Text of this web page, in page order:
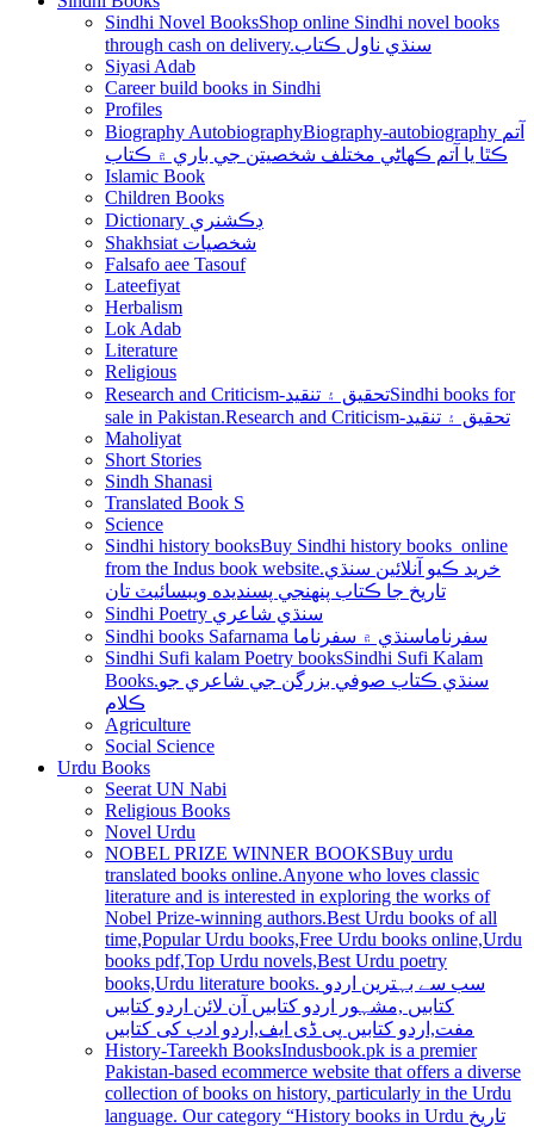
Sindhi Novel BooksShop online Sindhi novel books
through cash on delivery.سنڌي ناول ڪتاب
Siyasi Adab
Career build books in Sindhi
Profiles
Biography AutobiographyBiography-autobiography آتم
ڪٿا يا آتم ڪھاڻي مختلف شخصيتن جي باري ۾ ڪتاب
Islamic Book
Children Books
Dictionary ڊڪشنري
Shakhsiat شخصيات
Falsafo aee Tasouf
Lateefiyat
Herbalism
Lok Adab
Literature
Religious
Research and Criticism-تحقيق ۽ تنقيدSindhi books for
sale in Pakistan.Research and Criticism-تحقيق ۽ تنقيد
Maholiyat
Short Stories
Sindh Shanasi
Translated Book S
Science
Sindhi history booksBuy Sindhi history books online
from the Indus book website.خريد ڪيو آنلائين سنڌي
تاريخ جا ڪتاب پنھنجي پسنديده ويبسائيٽ تان
Sindhi Poetry سنڌي شاعري
Sindhi books Safarnama سفرناماسنڌي ۾ سفرناما
Sindhi Sufi kalam Poetry booksSindhi Sufi Kalam
Books.سنڌي ڪتاب صوفي بزرگن جي شاعري جو
ڪلام
Agriculture
Social Science
Urdu Books
Seerat UN Nabi
Religious Books
Novel Urdu
NOBEL PRIZE WINNER BOOKSBuy urdu
translated books online.Anyone who loves classic
literature and is interested in exploring the works of
Nobel Prize-winning authors.Best Urdu books of all
time,Popular Urdu books,Free Urdu books online,Urdu
books pdf,Top Urdu novels,Best Urdu poetry
books,Urdu literature books. سب سے بہترین اردو
کتابیں ,مشہور اردو کتابیں آن لائن اردو کتابیں
مفت,اردو کتابیں پی ڈی ایف,اردو ادب کی کتابیں
History-Tareekh BooksIndusbook.pk is a premier
Pakistan-based ecommerce website that offers a diverse
collection of books on history, particularly in the Urdu
language. Our category “History books in Urdu تاریخ